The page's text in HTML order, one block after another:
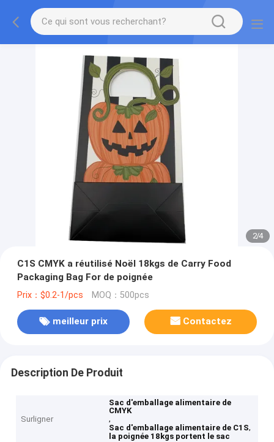
2/4
C1S CMYK a réutilisé Noël 18kgs de Carry Food
Packaging Bag For de poignée
Prix：$0.2-1/pcs MOQ：500pcs
meilleur prix Contactez
Description De Produit
Surligner
Sac d'emballage alimentaire de
CMYK
,
Sac d'emballage alimentaire de C1S,
la poignée 18kgs portent le sac